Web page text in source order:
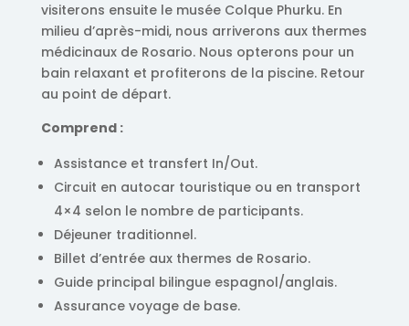
visiterons ensuite le musée Colque Phurku. En
milieu d’après-midi, nous arriverons aux thermes
médicinaux de Rosario. Nous opterons pour un
bain relaxant et profiterons de la piscine. Retour
au point de départ.
Comprend :
Assistance et transfert In/Out.
Circuit en autocar touristique ou en transport
4×4 selon le nombre de participants.
Déjeuner traditionnel.
Billet d’entrée aux thermes de Rosario.
Guide principal bilingue espagnol/anglais.
Assurance voyage de base.